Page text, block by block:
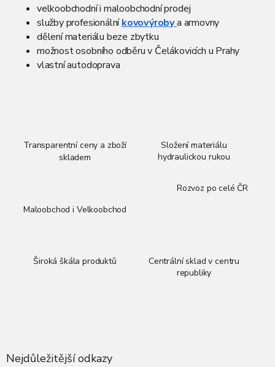
velkoobchodní i maloobchodní prodej
služby profesionálníkovovýrobya armovny
dělení materiálu beze zbytku
možnost osobního odběru v Čelákovicích u Prahy
vlastní autodoprava
Transparentní ceny a zboží
skladem
Složení materiálu
hydraulickou rukou
Maloobchod i Velkoobchod
Rozvoz po celé ČR
Široká škála produktů
Centrální sklad v centru
republiky
Nejdůležitější odkazy